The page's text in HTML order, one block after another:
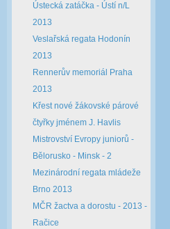
Ústecká zatáčka - Ústí n/L
2013
Veslařská regata Hodonín
2013
Rennerův memoriál Praha
2013
Křest nové žákovské párové
čtyřky jménem J. Havlis
Mistrovství Evropy juniorů -
Bělorusko - Minsk - 2
Mezinárodní regata mládeže
Brno 2013
MČR žactva a dorostu - 2013 -
Račice